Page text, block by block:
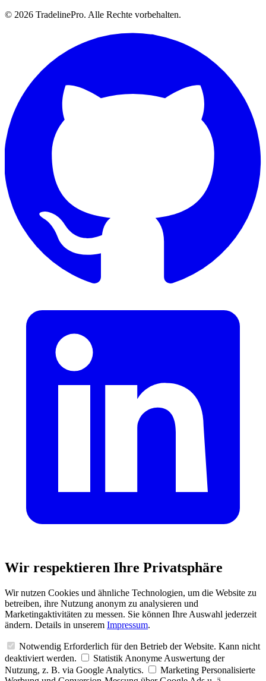
© 2026 TradelinePro. Alle Rechte vorbehalten.
Wir respektieren Ihre Privatsphäre
Wir nutzen Cookies und ähnliche Technologien, um die Website zu
betreiben, ihre Nutzung anonym zu analysieren und
Marketingaktivitäten zu messen. Sie können Ihre Auswahl jederzeit
ändern. Details in unserem Impressum.
Notwendig Erforderlich für den Betrieb der Website. Kann nicht
deaktiviert werden.
Statistik Anonyme Auswertung der
Nutzung, z. B. via Google Analytics.
Marketing Personalisierte